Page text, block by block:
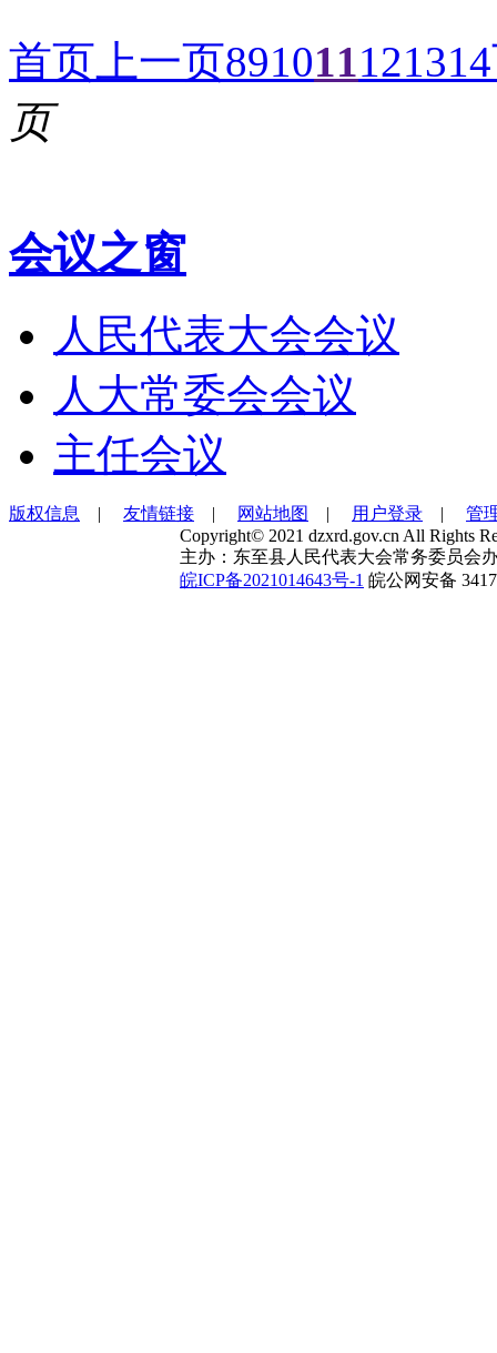
首页 上一页891011121314
页
会议之窗
人民代表大会会议
人大常委会会议
主任会议
版权信息 | 友情链接 | 网站地图 | 用户登录 | 管
Copyright© 2021 dzxrd.gov.cn All Rights
主办：东至县人民代表大会常务委员会
皖ICP备2021014643号-1 皖公网安备